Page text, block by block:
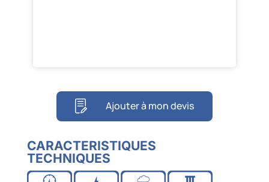
Ajouter à mon devis
CARACTERISTIQUES
TECHNIQUES